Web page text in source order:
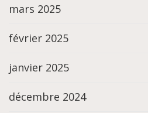
mars 2025
février 2025
janvier 2025
décembre 2024